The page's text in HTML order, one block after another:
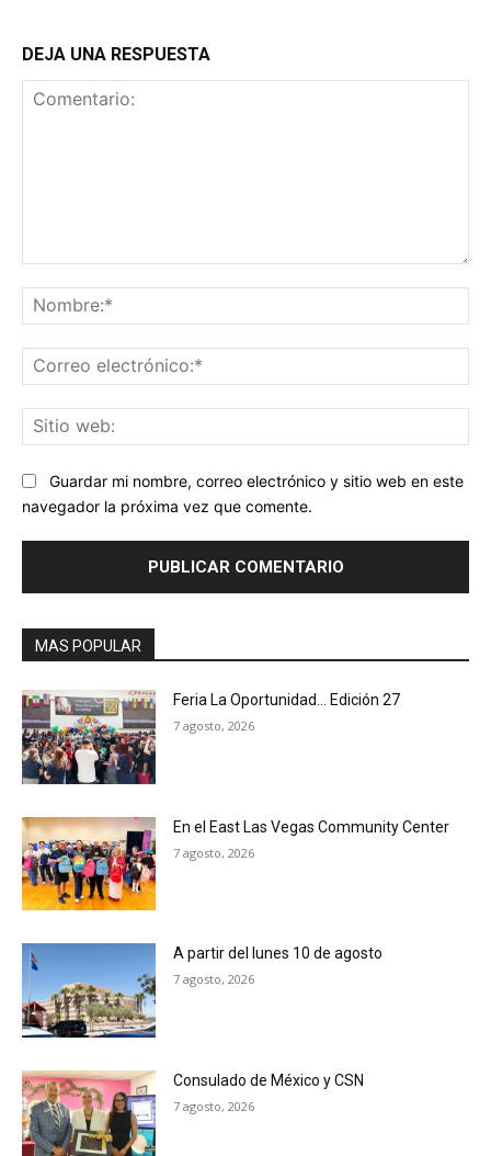
DEJA UNA RESPUESTA
Guardar mi nombre, correo electrónico y sitio web en este
navegador la próxima vez que comente.
MAS POPULAR
Feria La Oportunidad… Edición 27
7 agosto, 2026
En el East Las Vegas Community Center
7 agosto, 2026
A partir del lunes 10 de agosto
7 agosto, 2026
Consulado de México y CSN
7 agosto, 2026